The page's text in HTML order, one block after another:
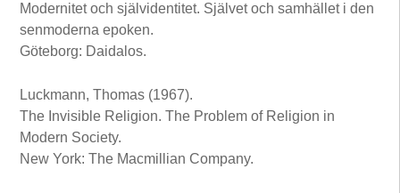
Modernitet och självidentitet. Självet och samhället i den
senmoderna epoken.
Göteborg: Daidalos.
Luckmann, Thomas (1967).
The Invisible Religion. The Problem of Religion in
Modern Society.
New York: The Macmillian Company.